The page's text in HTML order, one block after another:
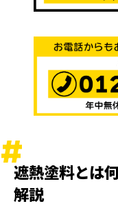
遮熱塗料とは
解説